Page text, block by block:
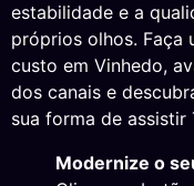
estabilidade e a
próprios olhos. Faça
custo em Vinhedo,
dos canais e
sua forma de
Modernize o